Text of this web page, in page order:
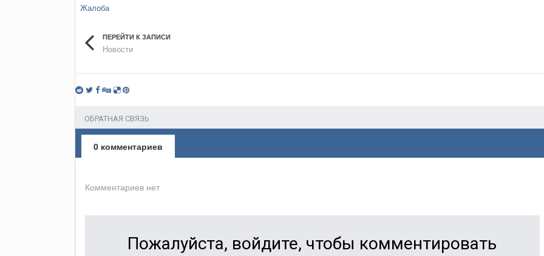
Жалоба
ПЕРЕЙТИ К ЗАПИСИ
Новости
ОБРАТНАЯ СВЯЗЬ
0 комментариев
Комментариев нет
Пожалуйста, войдите, чтобы комментировать